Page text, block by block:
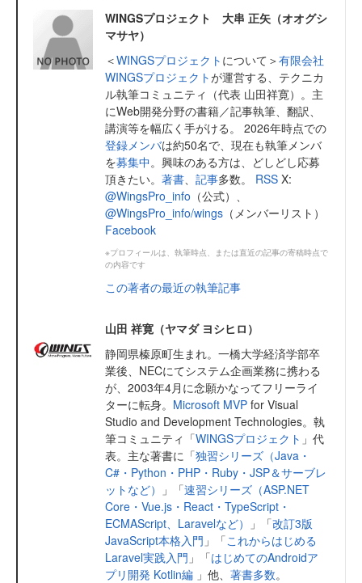
WINGSプロジェクト 大串 正矢（オオグシ
マサヤ）
＜WINGSプロジェクト について＞有限会社
WINGSプロジェクトが運営する、テクニカ
ル執筆コミュニティ（代表 山田祥寛）。主
にWeb開発分野の書籍／記事執筆、翻訳、
講演等を幅広く手がける。 2026年時点での
登録メンバは約50名で、現在も執筆メンバ
を募集中。興味のある方は、どしどし応募
頂きたい。 著書 記事多数。 RSS X:
@WingsPro_info （公式）、
@WingsPro_info/wings （メンバーリスト）
Facebook
※プロフィールは、執筆時点、または直近の記事の寄稿時点で
の内容です
この著者の最近の執筆記事
山田 祥寛（ヤマダ ヨシヒロ）
静岡県榛原町生まれ。一橋大学経済学部卒
業後、NECにてシステム企画業務に携わる
が、2003年4月に念願かなってフリーライ
ターに転身。 Microsoft MVP for Visual
Studio and Development Technologies。執
筆コミュニティ「WINGSプロジェクト 」代
表。主な著書に「独習シリーズ（Java・
C#・Python・PHP・Ruby・JSP＆サーブレ
ットなど）
」「速習シリーズ（ASP.NET
Core・Vue.js・React・TypeScript・
ECMAScript、Laravelなど）
」「改訂3版
JavaScript本格入門 」「これからはじめる
Laravel実践入門 」「はじめてのAndroidア
プリ開発 Kotlin編 」他、 著書多数。